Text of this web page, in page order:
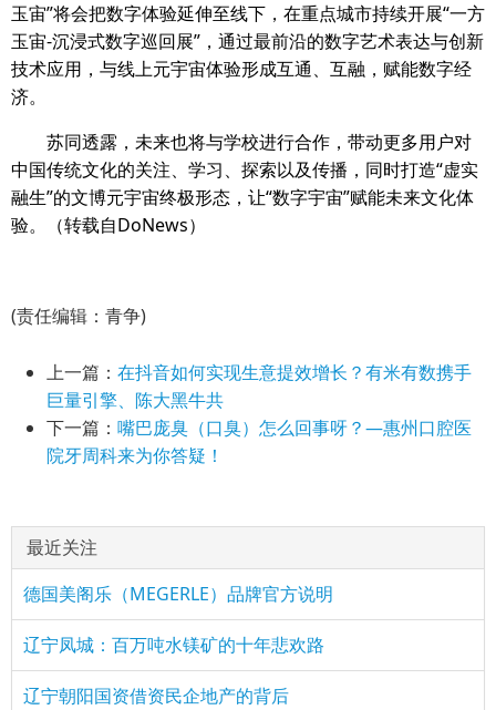
玉宙”将会把数字体验延伸至线下，在重点城市持续开展“一方
玉宙-沉浸式数字巡回展”，通过最前沿的数字艺术表达与创新
技术应用，与线上元宇宙体验形成互通、互融，赋能数字经
济。
苏同透露，未来也将与学校进行合作，带动更多用户对
中国传统文化的关注、学习、探索以及传播，同时打造“虚实
融生”的文博元宇宙终极形态，让“数字宇宙”赋能未来文化体
验。（转载自DoNews）
(责任编辑：青争)
上一篇： 在抖音如何实现生意提效增长？有米有数携手
巨量引擎、陈大黑牛共
下一篇： 嘴巴庞臭（口臭）怎么回事呀？—惠州口腔医
院牙周科来为你答疑！
最近关注
德国美阁乐（MEGERLE）品牌官方说明
辽宁凤城：百万吨水镁矿的十年悲欢路
辽宁朝阳国资借资民企地产的背后